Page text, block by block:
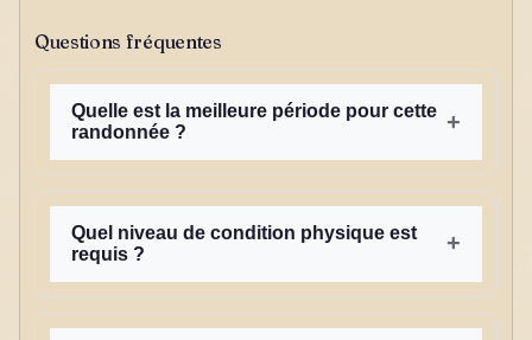
Questions fréquentes
Quelle est la meilleure période pour cette
randonnée ?
+
Quel niveau de condition physique est
requis ?
+